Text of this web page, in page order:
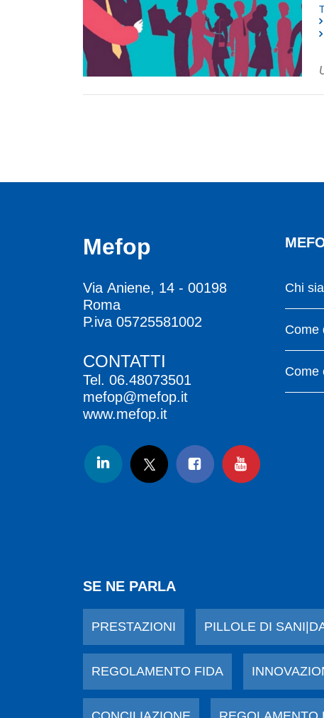
Mefop
Via Aniene, 14 - 00198
Roma
P.iva 05725581002
CONTATTI
Tel. 06.48073501
mefop@mefop.it
www.mefop.it
Chi
Come
Come
SE NE PARLA
PRESTAZIONI PILLOLE DI
REGOLAMENTO FIDA